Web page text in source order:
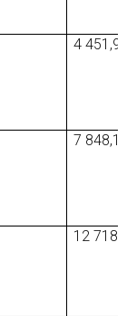
4 451,9
7 848,1
12